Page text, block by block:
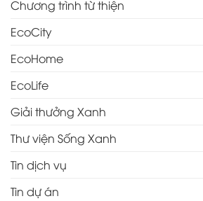
Chương trình từ thiện
EcoCity
EcoHome
EcoLife
Giải thưởng Xanh
Thư viện Sống Xanh
Tin dịch vụ
Tin dự án